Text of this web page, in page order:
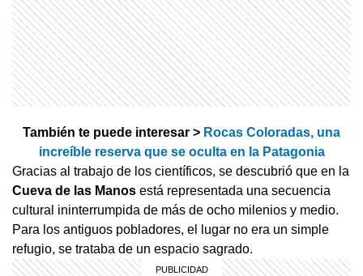
También te puede interesar > Rocas Coloradas, una
increíble reserva que se oculta en la Patagonia
Gracias al trabajo de los científicos, se descubrió que en la
Cueva de las Manos está representada una secuencia
cultural ininterrumpida de más de ocho milenios y medio.
Para los antiguos pobladores, el lugar no era un simple
refugio, se trataba de un espacio sagrado.